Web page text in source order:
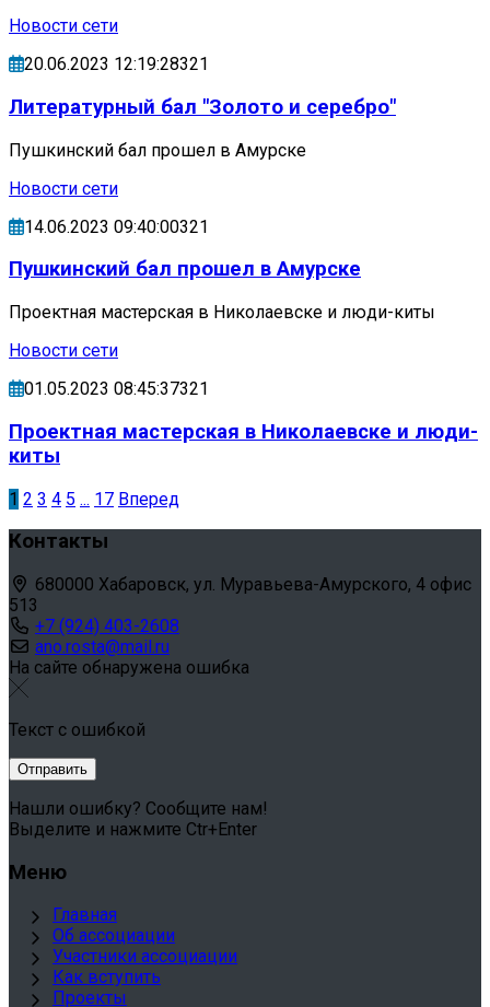
Новости сети
20.06.2023 12:19:28321
Литературный бал "Золото и серебро"
Пушкинский бал прошел в Амурске
Новости сети
14.06.2023 09:40:00321
Пушкинский бал прошел в Амурске
Проектная мастерская в Николаевске и люди-киты
Новости сети
01.05.2023 08:45:37321
Проектная мастерская в Николаевске и люди-
киты
1 2 3 4 5 ... 17 Вперед
Контакты
680000 Хабаровск, ул. Муравьева-Амурского, 4 офис
513
+7 (924) 403-2608
ano.rosta@mail.ru
На сайте обнаружена ошибка
Текст с ошибкой
Нашли ошибку? Сообщите нам!
Выделите и нажмите Ctr+Enter
Меню
Главная
Об ассоциации
Участники ассоциации
Как вступить
Проекты